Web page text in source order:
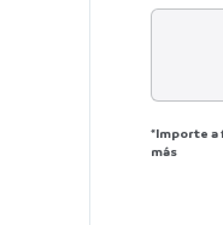
*Importe a
más